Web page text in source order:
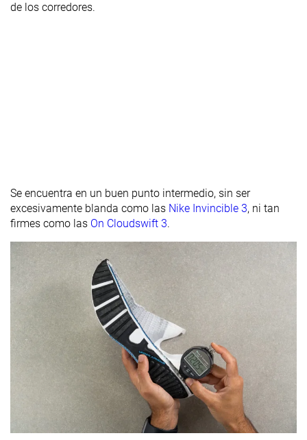
de los corredores.
Se encuentra en un buen punto intermedio, sin ser
excesivamente blanda como las Nike Invincible 3, ni tan
firmes como las On Cloudswift 3.